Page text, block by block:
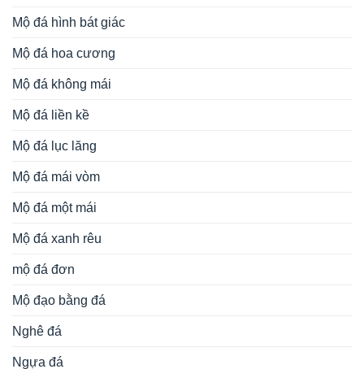
Mộ đá hình bát giác
Mộ đá hoa cương
Mộ đá không mái
Mộ đá liền kề
Mộ đá lục lăng
Mộ đá mái vòm
Mộ đá một mái
Mộ đá xanh rêu
mộ đá đơn
Mộ đạo bằng đá
Nghê đá
Ngựa đá